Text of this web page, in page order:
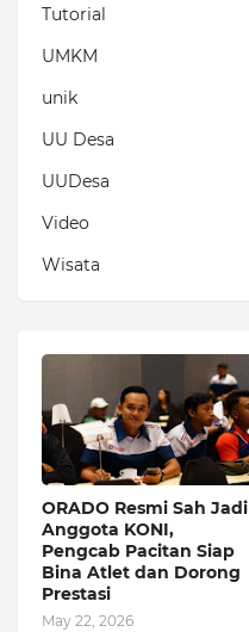
Tutorial
UMKM
unik
UU Desa
UUDesa
Video
Wisata
ORADO Resmi Sah Jadi
Anggota KONI,
Pengcab Pacitan Siap
Bina Atlet dan Dorong
Prestasi
May 22, 2026